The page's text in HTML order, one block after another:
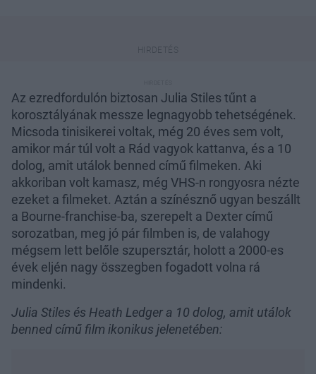
Az ezredfordulón biztosan Julia Stiles tűnt a
korosztályának messze legnagyobb tehetségének.
Micsoda tinisikerei voltak, még 20 éves sem volt,
amikor már túl volt a Rád vagyok kattanva, és a 10
dolog, amit utálok benned című filmeken. Aki
akkoriban volt kamasz, még VHS-n rongyosra nézte
ezeket a filmeket. Aztán a színésznő ugyan beszállt
a Bourne-franchise-ba, szerepelt a Dexter című
sorozatban, meg jó pár filmben is, de valahogy
mégsem lett belőle szupersztár, holott a 2000-es
évek eljén nagy összegben fogadott volna rá
mindenki.
Julia Stiles és Heath Ledger a 10 dolog, amit utálok
benned című film ikonikus jelenetében: